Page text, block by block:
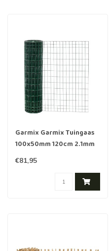
Garmix Garmix Tuingaas
100x50mm 120cm 2.1mm
25m
€81,95